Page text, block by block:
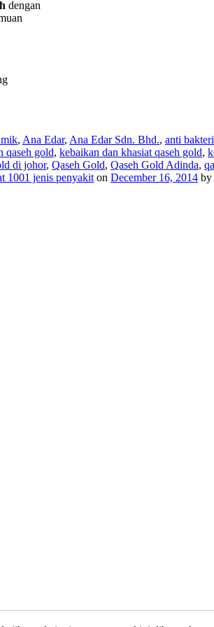
dengan
, Ana Edar, Ana Edar Sdn. Bhd., anti
qaseh gold, kebaikan dan khasiat qaseh gold,
di johor, Qaseh Gold, Qaseh Gold Adinda,
1001 jenis penyakit on December 16, 2014 by